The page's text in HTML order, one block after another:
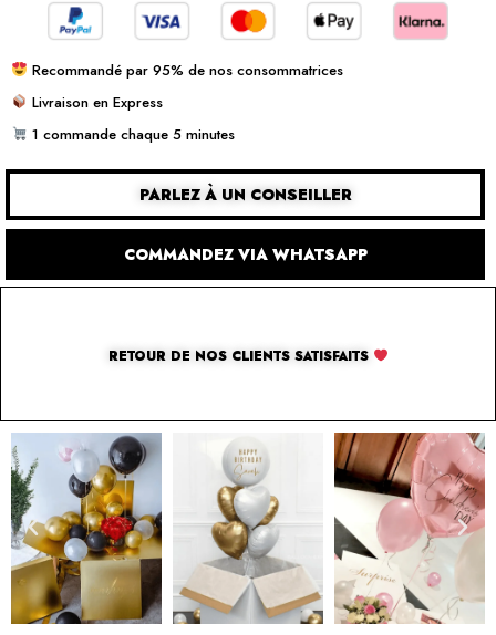
Recommandé par 95% de nos consommatrices
Livraison en Express
1 commande chaque 5 minutes
PARLEZ À UN CONSEILLER
COMMANDEZ VIA WHATSAPP
RETOUR DE NOS CLIENTS SATISFAITS
SOLUTION PAR THE LUXURY BOX & CO